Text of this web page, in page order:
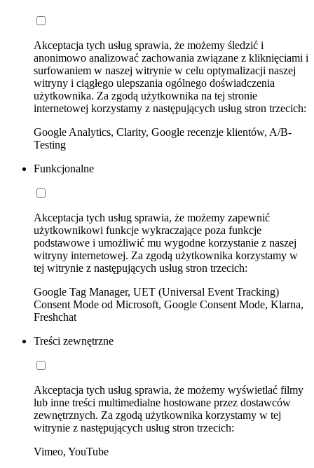
Akceptacja tych usług sprawia, że możemy śledzić i
anonimowo analizować zachowania związane z kliknięciami i
surfowaniem w naszej witrynie w celu optymalizacji naszej
witryny i ciągłego ulepszania ogólnego doświadczenia
użytkownika. Za zgodą użytkownika na tej stronie
internetowej korzystamy z następujących usług stron trzecich:
Google Analytics, Clarity, Google recenzje klientów, A/B-
Testing
Funkcjonalne
Akceptacja tych usług sprawia, że możemy zapewnić
użytkownikowi funkcje wykraczające poza funkcje
podstawowe i umożliwić mu wygodne korzystanie z naszej
witryny internetowej. Za zgodą użytkownika korzystamy w
tej witrynie z następujących usług stron trzecich:
Google Tag Manager, UET (Universal Event Tracking)
Consent Mode od Microsoft, Google Consent Mode, Klarna,
Freshchat
Treści zewnętrzne
Akceptacja tych usług sprawia, że możemy wyświetlać filmy
lub inne treści multimedialne hostowane przez dostawców
zewnętrznych. Za zgodą użytkownika korzystamy w tej
witrynie z następujących usług stron trzecich:
Vimeo, YouTube